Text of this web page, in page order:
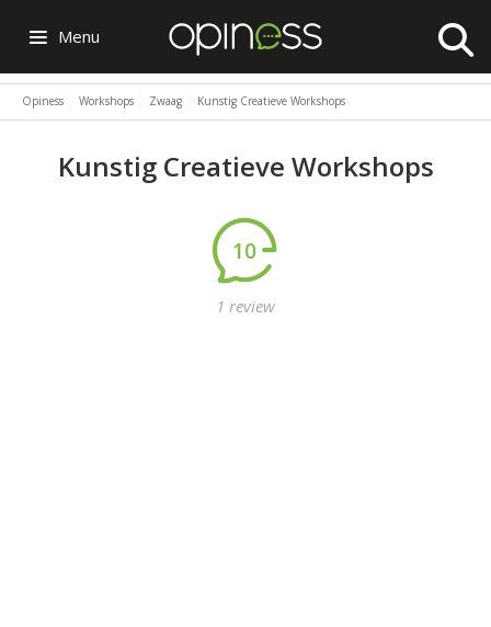
Menu
Opiness Workshops Zwaag Kunstig Creatieve Workshops
Kunstig Creatieve Workshops
10
1 review